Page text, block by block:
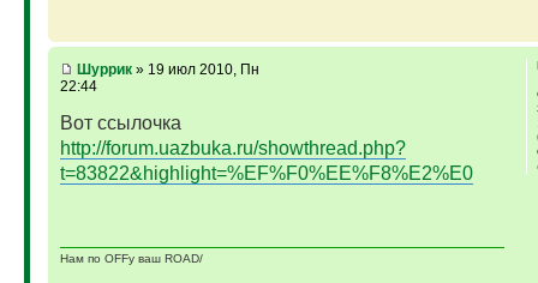
Шуррик» 19 июл 2010, Пн
22:44
Вот ссылочка
http://forum.uazbuka.ru/showthread.php?
t=83822&highlight=%EF%F0%EE%F8%E2%E0
Нам по OFFу ваш ROAD/